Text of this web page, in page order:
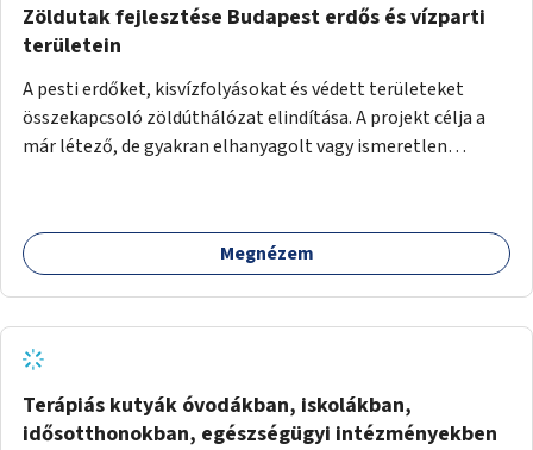
Zöldutak fejlesztése Budapest erdős és vízparti
területein
A pesti erdőket, kisvízfolyásokat és védett területeket
összekapcsoló zöldúthálózat elindítása. A projekt célja a
már létező, de gyakran elhanyagolt vagy ismeretlen
szűkületek javításával, néhány ponton pedig helyszíni
beavatkozással (pl. táblák kihelyezése, hulladékgyűjtők,
zöldutakon való közlekedést.
Megnézem
Terápiás kutyák óvodákban, iskolákban,
idősotthonokban, egészségügyi intézményekben